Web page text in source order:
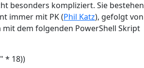
besonders kompliziert. Sie bestehen
immer mit PK (Phil Katz), gefolgt von
dem folgenden PowerShell Skript
* 18))